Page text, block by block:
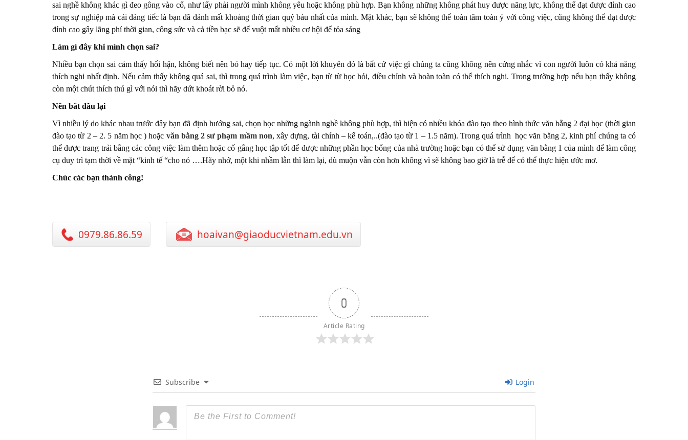
sai nghề không khác gì đeo gông vào cổ, như lấy phải người mình không yêu hoặc không phù hợp. Bạn không những không phát huy được năng lực, không thể đạt được đỉnh cao
trong sự nghiệp mà cái đáng tiếc là bạn đã đánh mất khoảng thời gian quý báu nhất của mình. Mặt khác, bạn sẽ không thể toàn tâm toàn ý với công việc, cũng không thể đạt được
đỉnh cao gây lãng phí thời gian, công sức và cả tiền bạc sẽ để vuột mất nhiều cơ hội để tỏa sáng
Làm gì đây khi mình chọn sai?
Nhiều bạn chọn sai cảm thấy hối hận, không biết nên bỏ hay tiếp tục. Có một lời khuyên đó là bất cứ việc gì chúng ta cũng không nên cứng nhắc vì con người luôn có khả năng
thích nghi nhất định. Nếu cảm thấy không quá sai, thì trong quá trình làm việc, bạn từ từ học hỏi, điều chỉnh và hoàn toàn có thể thích nghi. Trong trường hợp nếu bạn thấy không
còn một chút thích thú gì với nói thì hãy dứt khoát rời bỏ nó.
Nên bắt đầu lại
Vì nhiều lý do khác nhau trước đây bạn đã định hướng sai, chọn học những ngành nghề không phù hợp, thì hiện có nhiều khóa đào tạo theo hình thức văn bằng 2 đại học (thời gian
đào tạo từ 2 – 2. 5 năm học ) hoặc văn bằng 2 sư phạm mầm non, xây dựng, tài chính – kế toán,..(đào tạo từ 1 – 1.5 năm). Trong quá trình học văn bằng 2, kinh phí chúng ta có
thể được trang trải bằng các công việc làm thêm hoặc cố gắng học tập tốt để được những phần học bổng của nhà trường hoặc bạn có thể sử dụng văn bằng 1 của mình để làm công
cụ duy trì tạm thời về mặt “kinh tế “cho nó ….Hãy nhớ, một khi nhầm lẫn thì làm lại, dù muộn vẫn còn hơn không vì sẽ không bao giờ là trễ để có thể thực hiện ước mơ.
Chúc các bạn thành công!
0979.86.86.59 hoaivan@giaoducvietnam.edu.vn
0
Article Rating
Subscribe Login